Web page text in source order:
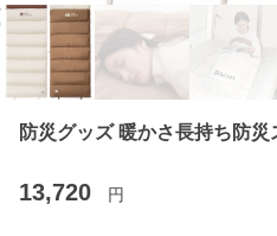
防災グッズ 暖かさ長持ち防
13,720 円